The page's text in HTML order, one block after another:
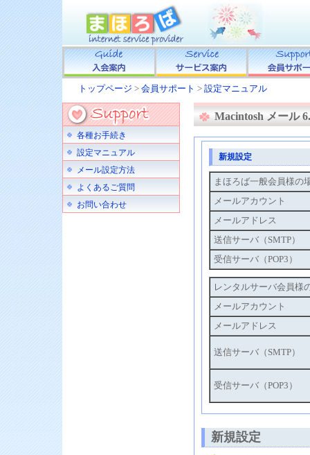
トップページ > 会員サポート > 設定マニュアル
各種お手続き
設定マニュアル
メール設定方法
よくあるご質問
お問い合わせ
Macintosh メール
新規設定
まほろば一般会員様の
メールアカウント
メールアドレス
送信サーバ（SMTP）
受信サーバ（POP3）
レンタルサーバ会員様
メールアカウント
メールアドレス
送信サーバ（SMTP）
受信サーバ（POP3）
新規設定